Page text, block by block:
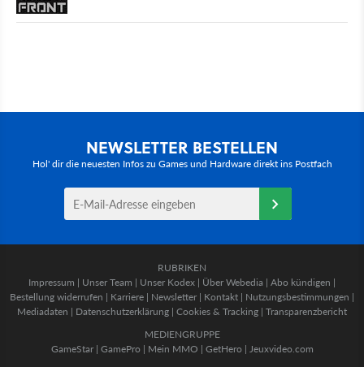
NEWSLETTER BESTELLEN
Hol' dir die neuesten Infos zu Games und Hardware direkt ins Postfach
RUBRIKEN
Impressum | Unser Team | Unser Kodex | Über Webedia | Abo kündigen |
Bestellung widerrufen | Karriere | Newsletter | Kontakt | Nutzungsbestimmungen |
Mediadaten | Datenschutzerklärung | Cookies & Tracking | Transparenzbericht
MEDIENGRUPPE
GameStar| GamePro | Mein MMO | GetHero | Jeuxvideo.com